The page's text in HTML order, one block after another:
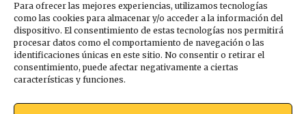
Para ofrecer las mejores experiencias, utilizamos tecnologías
como las cookies para almacenar y/o acceder a la información del
dispositivo. El consentimiento de estas tecnologías nos permitirá
procesar datos como el comportamiento de navegación o las
identificaciones únicas en este sitio. No consentir o retirar el
consentimiento, puede afectar negativamente a ciertas
características y funciones.
cultura
Melgosa, Barredo y Hurtado
asisten a la Bajada de Celedón